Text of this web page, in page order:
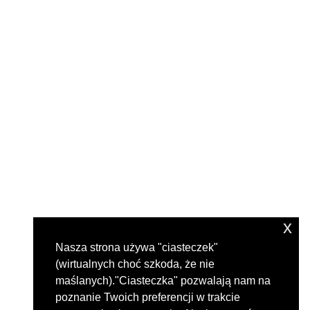
Nasza strona używa "ciasteczek"
(wirtualnych choć szkoda, że nie
maślanych)."Ciasteczka" pozwalają nam na
poznanie Twoich preferencji w trakcie
x